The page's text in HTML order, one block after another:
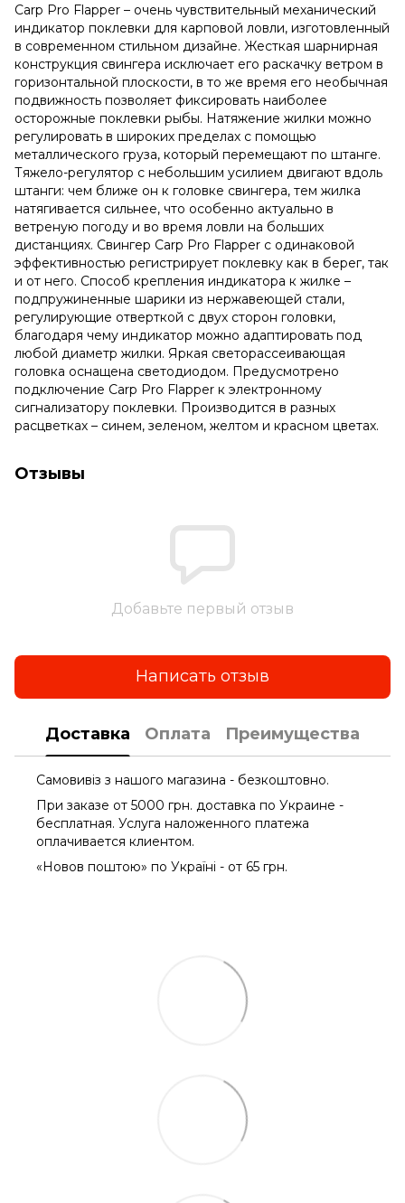
Carp Pro Flapper – очень чувствительный механический
индикатор поклевки для карповой ловли, изготовленный
в современном стильном дизайне. Жесткая шарнирная
конструкция свингера исключает его раскачку ветром в
горизонтальной плоскости, в то же время его необычная
подвижность позволяет фиксировать наиболее
осторожные поклевки рыбы. Натяжение жилки можно
регулировать в широких пределах с помощью
металлического груза, который перемещают по штанге.
Тяжело-регулятор с небольшим усилием двигают вдоль
штанги: чем ближе он к головке свингера, тем жилка
натягивается сильнее, что особенно актуально в
ветреную погоду и во время ловли на больших
дистанциях. Свингер Carp Pro Flapper с одинаковой
эффективностью регистрирует поклевку как в берег, так
и от него. Способ крепления индикатора к жилке –
подпружиненные шарики из нержавеющей стали,
регулирующие отверткой с двух сторон головки,
благодаря чему индикатор можно адаптировать под
любой диаметр жилки. Яркая светорассеивающая
головка оснащена светодиодом. Предусмотрено
подключение Carp Pro Flapper к электронному
сигнализатору поклевки. Производится в разных
расцветках – синем, зеленом, желтом и красном цветах.
Отзывы
Добавьте первый отзыв
Написать отзыв
Доставка Оплата Преимущества
Самовивіз з нашого магазина - безкоштовно.
При заказе от 5000 грн. доставка по Украине -
бесплатная. Услуга наложенного платежа
оплачиваетcя клиентом.
«Новов поштою» по Україні - от 65 грн.